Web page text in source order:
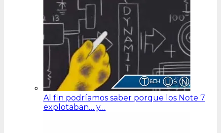
Al fin podríamos saber porque los Note 7
explotaban… y…